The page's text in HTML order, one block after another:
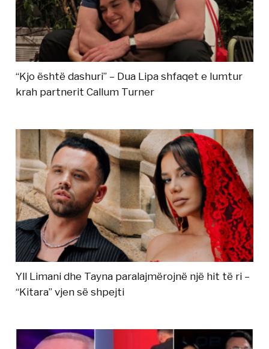
“Kjo është dashuri” – Dua Lipa shfaqet e lumtur
krah partnerit Callum Turner
Yll Limani dhe Tayna paralajmërojnë një hit të ri –
“Kitara” vjen së shpejti